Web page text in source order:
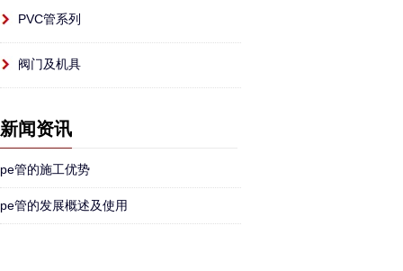
PVC管系列
阀门及机具
新闻资讯
pe管的施工优势
pe管的发展概述及使用